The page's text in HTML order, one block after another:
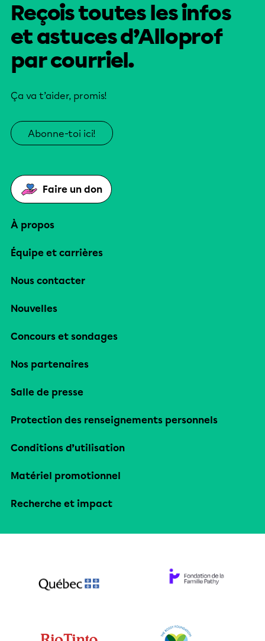
Reçois toutes les infos
et astuces d’Alloprof
par courriel.
Ça va t’aider, promis!
Abonne-toi ici!
Faire un don
À propos
Équipe et carrières
Nous contacter
Nouvelles
Concours et sondages
Nos partenaires
Salle de presse
Protection des renseignements personnels
Conditions d’utilisation
Matériel promotionnel
Recherche et impact